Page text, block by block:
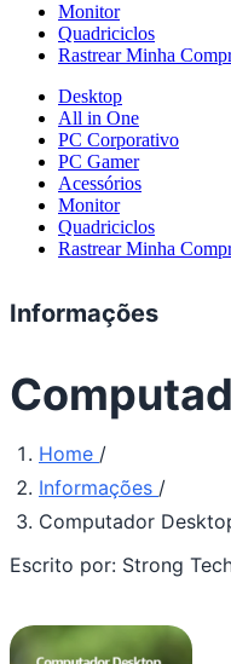
Monitor
Quadriciclos
Rastrear Minha
Desktop
All in One
PC Corporativo
PC Gamer
Acessórios
Monitor
Quadriciclos
Rastrear Minha
Informações
Home /
Informações /
Computador
Escrito por: Strong